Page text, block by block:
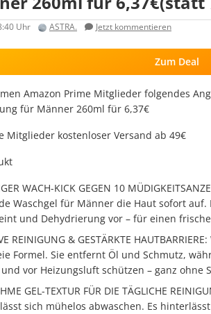
Uhr ASTRA. Jetzt kommentieren
Zum Deal
Amazon Prime Mitglieder folgendes
für Männer 260ml für 6,37€
Mitglieder kostenloser Versand ab 49€
WACH-KICK GEGEN 10
Waschgel für Männer die Haut sofort
und Dehydrierung vor – für einen
REINIGUNG & GESTÄRKTE
Formel. Sie entfernt Öl und Schmutz,
vor Heizungsluft schützen – ganz ohne
GEL-TEXTUR FÜR DIE TÄGLICHE
sich mühelos abwaschen. Es